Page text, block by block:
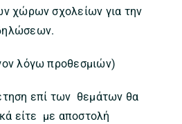
χώρων σχολείων για την
λόγω προθεσμιών)
επί των θεμάτων θα
είτε με αποστολή